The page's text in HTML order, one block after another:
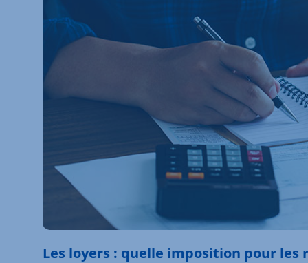
Les loyers : quelle imposition pour les